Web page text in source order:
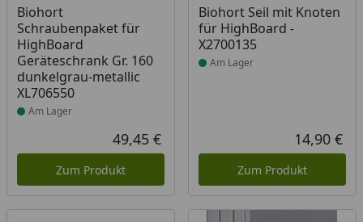
Biohort
Schraubenpaket für
HighBoard
Geräteschrank Gr. 160
dunkelgrau-metallic
XL706550
Produkt am Lager
Am Lager
Aktueller Preis
49,45 €
Zum Produkt
Biohort Seil mit Knoten
für HighBoard -
X2700135
Produkt am Lager
Am Lager
14,90 €
Zum Produkt